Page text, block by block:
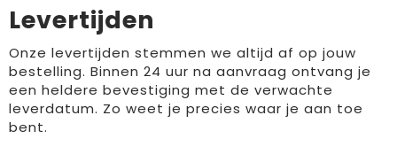
Levertijden
Onze levertijden stemmen we altijd af op jouw
bestelling. Binnen 24 uur na aanvraag ontvang je
een heldere bevestiging met de verwachte
leverdatum. Zo weet je precies waar je aan toe
bent.